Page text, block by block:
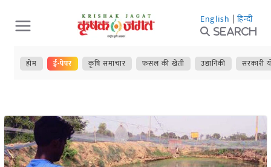
Skip
to
content
English | हिन्दी
Search
होम ई-पेपर कृषि समाचार फसल की खेती उद्यानिकी सरकारी